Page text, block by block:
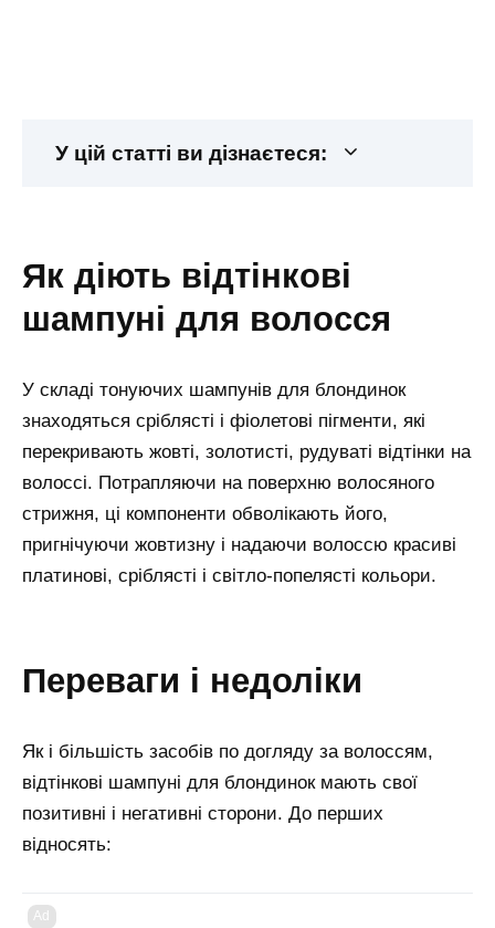
У цій статті ви дізнаєтеся:
як діють відтінкові
шампуні для волосся
У складі тонуючих шампунів для блондинок
знаходяться сріблясті і фіолетові пігменти, які
перекривають жовті, золотисті, рудуваті відтінки на
волоссі. Потрапляючи на поверхню волосяного
стрижня, ці компоненти обволікають його,
пригнічуючи жовтизну і надаючи волоссю красиві
платинові, сріблясті і світло-попелясті кольори.
переваги і недоліки
Як і більшість засобів по догляду за волоссям,
відтінкові шампуні для блондинок мають свої
позитивні і негативні сторони. До перших
відносять:
Ad